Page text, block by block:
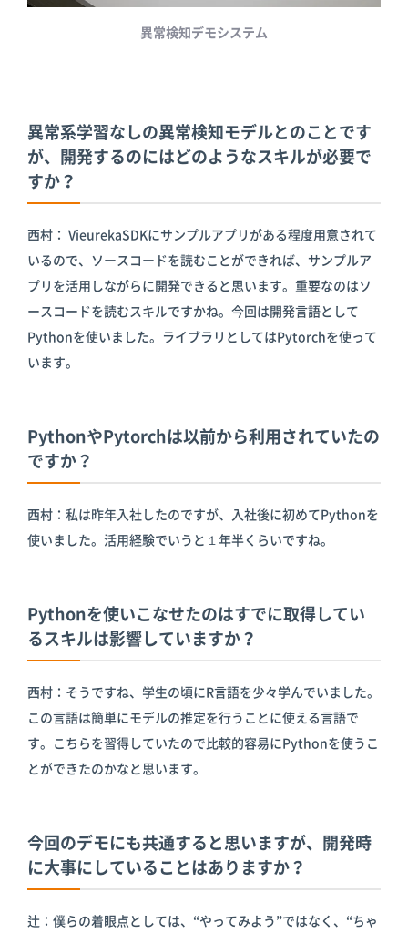
異常検知デモシステム
異常系学習なしの異常検知モデルとのことです
が、開発するのにはどのようなスキルが必要で
すか？
西村： VieurekaSDKにサンプルアプリがある程度用意されて
いるので、ソースコードを読むことができれば、サンプルア
プリを活用しながらに開発できると思います。重要なのはソ
ースコードを読むスキルですかね。今回は開発言語として
Pythonを使いました。ライブラリとしてはPytorchを使って
います。
PythonやPytorchは以前から利用されていたの
ですか？
西村：私は昨年入社したのですが、入社後に初めてPythonを
使いました。活用経験でいうと１年半くらいですね。
Pythonを使いこなせたのはすでに取得してい
るスキルは影響していますか？
西村：そうですね、学生の頃にR言語を少々学んでいました。
この言語は簡単にモデルの推定を行うことに使える言語で
す。こちらを習得していたので比較的容易にPythonを使うこ
とができたのかなと思います。
今回のデモにも共通すると思いますが、開発時
に大事にしていることはありますか？
辻：僕らの着眼点としては、“やってみよう”ではなく、“ちゃ